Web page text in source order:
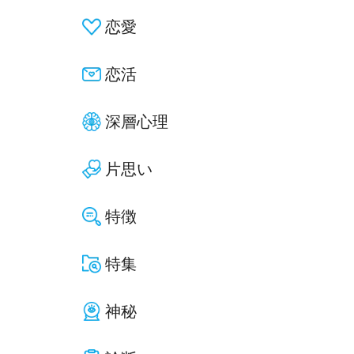
恋愛
恋活
深層心理
片思い
特徴
特集
神秘